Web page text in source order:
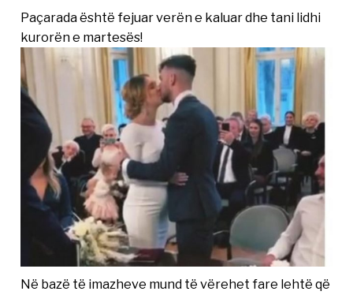
Paçarada është fejuar verën e kaluar dhe tani lidhi
kurorën e martesës!
Në bazë të imazheve mund të vërehet fare lehtë që